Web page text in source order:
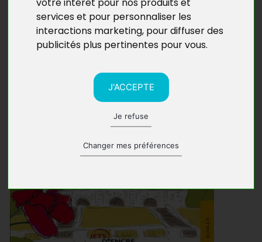
services et pour personnaliser les
interactions marketing, pour diffuser des
publicités plus pertinentes pour vous.
J'ACCEPTE
Je refuse
Changer mes préférences